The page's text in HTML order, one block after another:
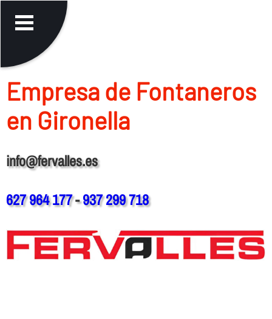
Empresa de Fontaneros
en Gironella
info@fervalles.es
627 964 177-937 299 718